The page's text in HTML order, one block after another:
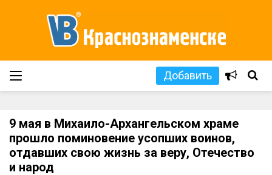
Добавить
9 мая в Михаило-Архангельском храме
прошло поминовение усопших воинов,
отдавших свою жизнь за веру, Отечество
и народ